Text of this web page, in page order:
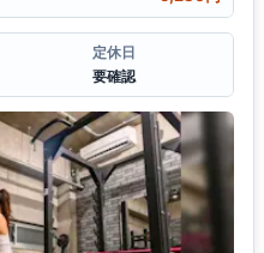
定休日
要確認